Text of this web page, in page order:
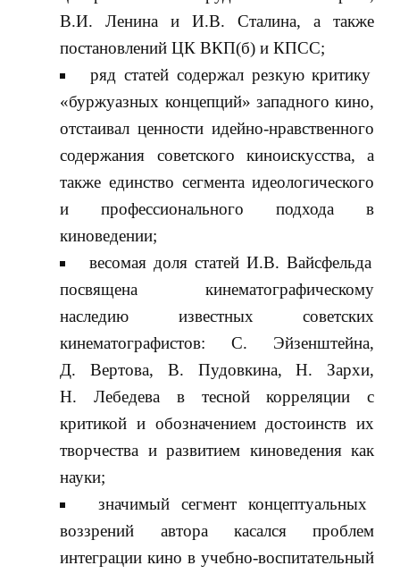
В.И. Ленина и И.В. Сталина, а также
постановлений ЦК ВКП(б) и КПСС;
ряд статей содержал резкую критику
«буржуазных концепций» западного кино,
отстаивал ценности идейно-нравственного
содержания советского киноискусства, а
также единство сегмента идеологического
и профессионального подхода в
киноведении;
весомая доля статей И.В. Вайсфельда
посвящена кинематографическому
наследию известных советских
кинематографистов: С. Эйзенштейна,
Д. Вертова, В. Пудовкина, Н. Зархи,
Н. Лебедева в тесной корреляции с
критикой и обозначением достоинств их
творчества и развитием киноведения как
науки;
значимый сегмент концептуальных
воззрений автора касался проблем
интеграции кино в учебно-воспитательный